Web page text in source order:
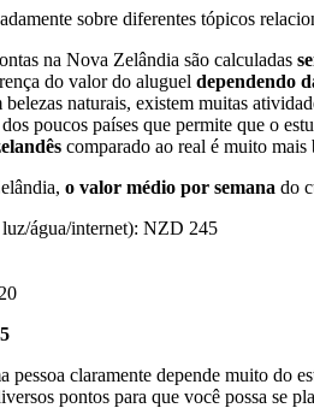
sobre diferentes tópicos
na Nova Zelândia são calculadas
do valor do aluguel dependendo
naturais, existem muitas
poucos países que permite que o
comparado ao real é muito
o valor médio por semana do
água/internet): NZD 245
pessoa claramente depende muito do
pontos para que você possa se